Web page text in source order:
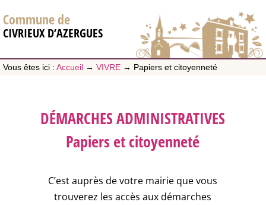
Commune de
CIVRIEUX D’AZERGUES
Vous êtes ici : Accueil → VIVRE → Papiers et citoyenneté
DÉMARCHES ADMINISTRATIVES
Papiers et citoyenneté
C’est auprès de votre mairie que vous
trouverez les accès aux démarches